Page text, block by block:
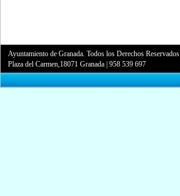
Ayuntamiento de Granada. Todos los Derechos Reservados.
Plaza del Carmen,18071 Granada |958 539 697